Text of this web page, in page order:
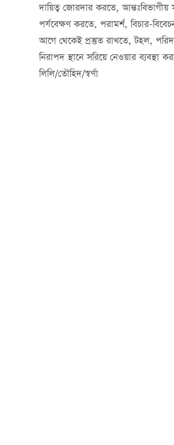
দায়িত্ব জোরদার করতে, আন্তঃবিভাগীয়
পর্যবেক্ষণ করতে, পরামর্শ, বিচার-
আগে থেকেই প্রস্তুত রাখতে, টহল,
নিরাপদ স্থানে সরিয়ে নেওয়ার ব্যবস্থা
লিলি/তৌহিদ/স্বর্ণা